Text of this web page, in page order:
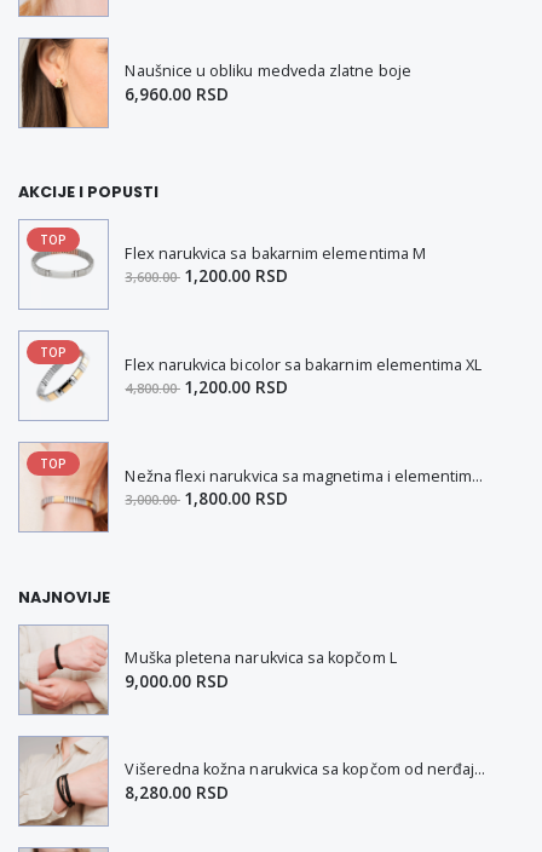
Naušnice u obliku medveda zlatne boje
6,960.00 RSD
AKCIJE I POPUSTI
TOP
Flex narukvica sa bakarnim elementima M
3,600.00 1,200.00 RSD
TOP
Flex narukvica bicolor sa bakarnim elementima XL
4,800.00 1,200.00 RSD
TOP
Nežna flexi narukvica sa magnetima i elementima u boji zlata i bakrom M
3,000.00 1,800.00 RSD
NAJNOVIJE
Muška pletena narukvica sa kopčom L
9,000.00 RSD
Višeredna kožna narukvica sa kopčom od nerđajućeg čelika L-XL
8,280.00 RSD